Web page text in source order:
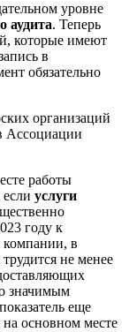
уровне
аудита. Теперь
которые имеют
в
обязательно
работы
услуги
году к
компании, в
не менее
значимым
еще
основном месте